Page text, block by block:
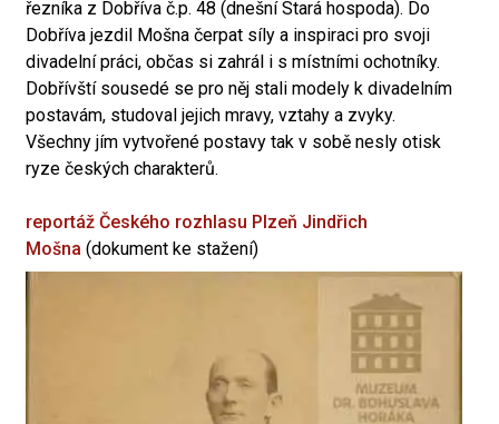
řezníka z Dobříva č.p. 48 (dnešní Stará hospoda). Do
Dobříva jezdil Mošna čerpat síly a inspiraci pro svoji
divadelní práci, občas si zahrál i s místními ochotníky.
Dobřívští sousedé se pro něj stali modely k divadelním
postavám, studoval jejich mravy, vztahy a zvyky.
Všechny jím vytvořené postavy tak v sobě nesly otisk
ryze českých charakterů.
reportáž Českého rozhlasu Plzeň Jindřich
Mošna (dokument ke stažení)